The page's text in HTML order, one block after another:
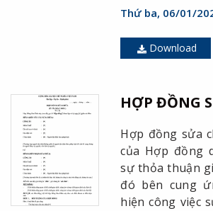
hiệu của mình
vi, thời gian
định.
Thứ ba, 06/01/
Download
HỢP ĐỒNG
Hợp đồng sửa
của Hợp đồng
sự thỏa thuận
đó bên cung
hiện công việc